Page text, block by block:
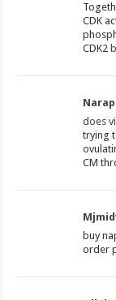
CDK
CDK2
does
trying
CM
buy
order